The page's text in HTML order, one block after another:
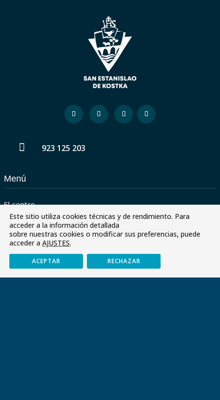
 923 125 203
Menú
El centro
Servicios
Paraescolares
Contactar
Envía tu CV
Este sitio utiliza cookies técnicas y de rendimiento. Para
acceder a la información detallada
sobre nuestras cookies o modificar sus preferencias, puede
acceder a AJUSTES.
ACEPTAR RECHAZAR